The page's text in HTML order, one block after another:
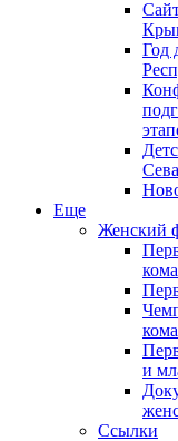
Год
Еще
Женский
и
Ссылки